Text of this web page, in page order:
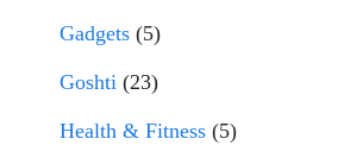
Gadgets (5)
Goshti (23)
Health & Fitness (5)